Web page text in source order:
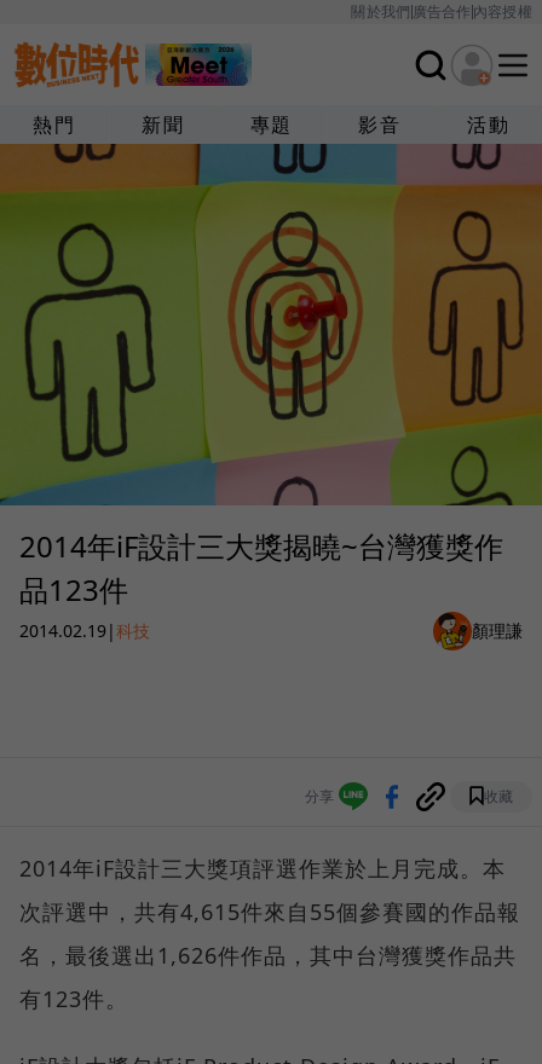
關於我們廣告合作內容授權
熱門 新聞 專題 影音 活動
2014年iF設計三大獎揭曉~台灣獲獎作
品123件
2014.02.19|科技 顏理謙
分享 收藏
2014年iF設計三大獎項評選作業於上月完成。本
次評選中，共有4,615件來自55個參賽國的作品報
名，最後選出1,626件作品，其中台灣獲獎作品共
有123件。